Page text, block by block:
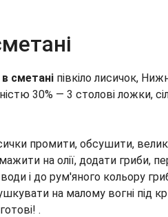
сметані півкіло лисичок,
30% — 3 столові ложки,
промити, обсушити,
на олії, додати гриби,
і до рум'яного кольору
на малому вогні під
.